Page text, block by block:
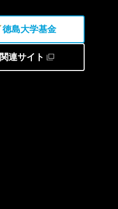
徳島大学基金
関連サイト